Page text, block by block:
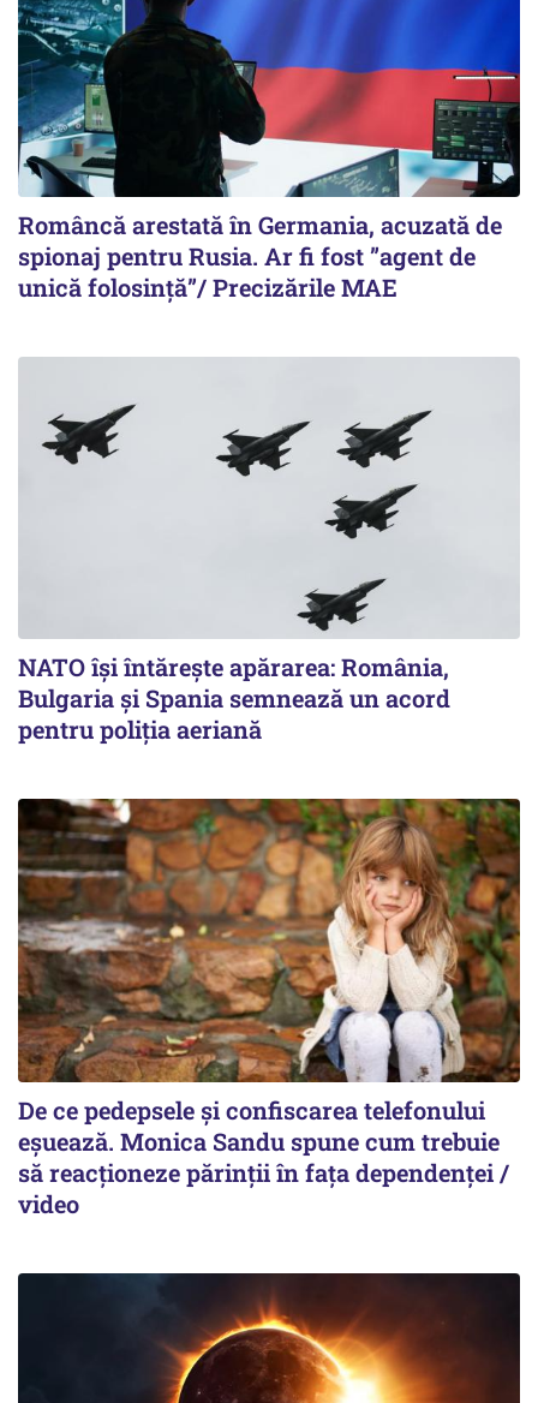
Româncă arestată în Germania, acuzată de
spionaj pentru Rusia. Ar fi fost ”agent de
unică folosință”/ Precizările MAE
NATO își întărește apărarea: România,
Bulgaria și Spania semnează un acord
pentru poliția aeriană
De ce pedepsele și confiscarea telefonului
eșuează. Monica Sandu spune cum trebuie
să reacționeze părinții în fața dependenței /
video